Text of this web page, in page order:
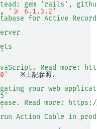
gem 'rails',
,
'>= 6.1.3.2'
for Active Record
Read more:
   ※上記参照.
your web
ease. Read more:
Action Cable in